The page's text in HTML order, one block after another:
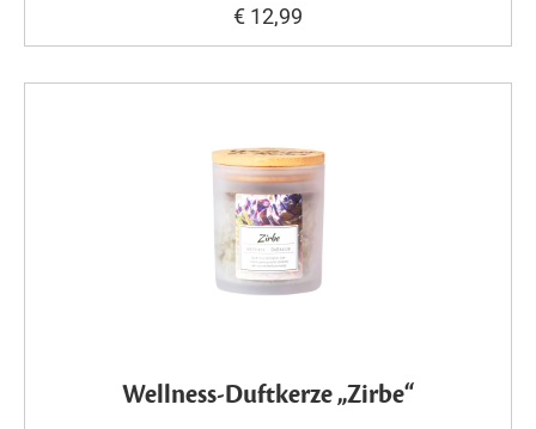
€ 12,99
Wellness-Duftkerze „Zirbe“